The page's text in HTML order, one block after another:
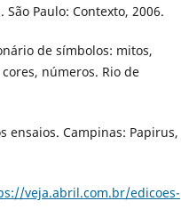
São Paulo: Contexto, 2006.
de símbolos: mitos,
números. Rio de
ensaios. Campinas: Papirus,
veja.abril.com.br/edicoes-